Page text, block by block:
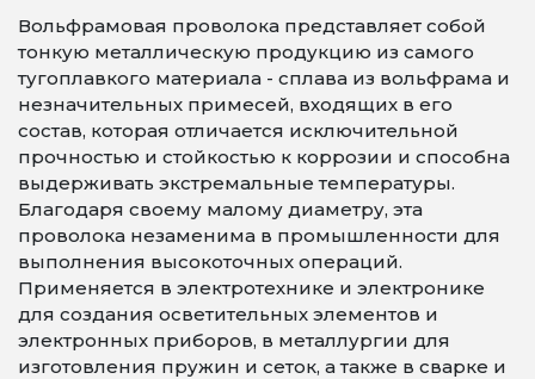
Вольфрамовая проволока представляет собой
тонкую металлическую продукцию из самого
тугоплавкого материала - сплава из вольфрама и
незначительных примесей, входящих в его
состав, которая отличается исключительной
прочностью и стойкостью к коррозии и способна
выдерживать экстремальные температуры.
Благодаря своему малому диаметру, эта
проволока незаменима в промышленности для
выполнения высокоточных операций.
Применяется в электротехнике и электронике
для создания осветительных элементов и
электронных приборов, в металлургии для
изготовления пружин и сеток, а также в сварке и